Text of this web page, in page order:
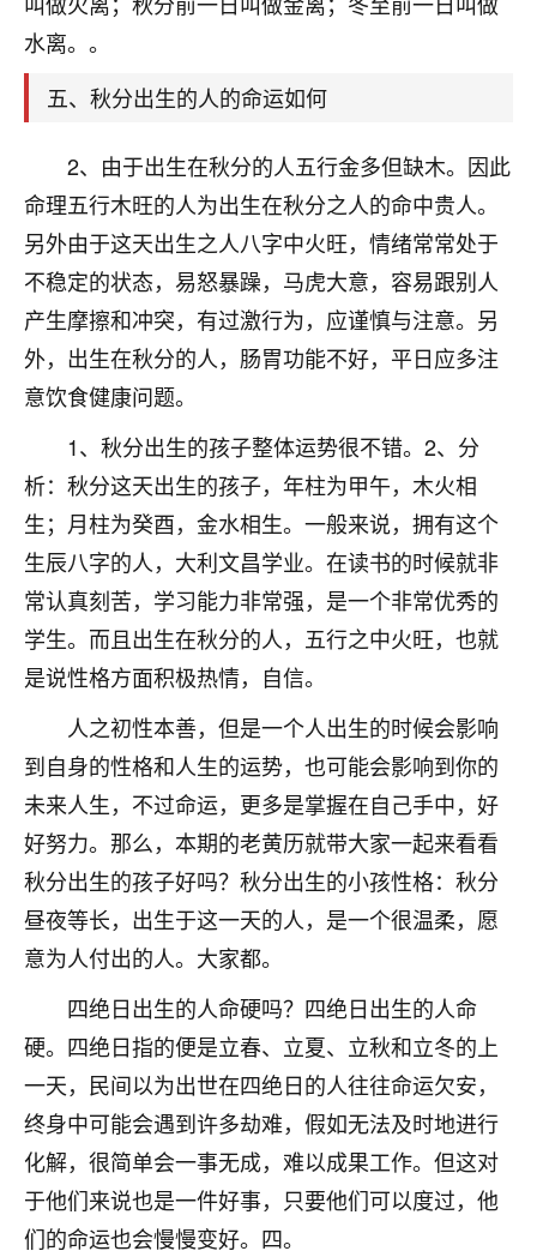
水离。。
五、秋分出生的人的命运如何
2、由于出生在秋分的人五行金多但缺木。因此
命理五行木旺的人为出生在秋分之人的命中贵人。
另外由于这天出生之人八字中火旺，情绪常常处于
不稳定的状态，易怒暴躁，马虎大意，容易跟别人
产生摩擦和冲突，有过激行为，应谨慎与注意。另
外，出生在秋分的人，肠胃功能不好，平日应多注
意饮食健康问题。
1、秋分出生的孩子整体运势很不错。2、分
析：秋分这天出生的孩子，年柱为甲午，木火相
生；月柱为癸酉，金水相生。一般来说，拥有这个
生辰八字的人，大利文昌学业。在读书的时候就非
常认真刻苦，学习能力非常强，是一个非常优秀的
学生。而且出生在秋分的人，五行之中火旺，也就
是说性格方面积极热情，自信。
人之初性本善，但是一个人出生的时候会影响
到自身的性格和人生的运势，也可能会影响到你的
未来人生，不过命运，更多是掌握在自己手中，好
好努力。那么，本期的老黄历就带大家一起来看看
秋分出生的孩子好吗？秋分出生的小孩性格：秋分
昼夜等长，出生于这一天的人，是一个很温柔，愿
意为人付出的人。大家都。
四绝日出生的人命硬吗？四绝日出生的人命
硬。四绝日指的便是立春、立夏、立秋和立冬的上
一天，民间以为出世在四绝日的人往往命运欠安，
终身中可能会遇到许多劫难，假如无法及时地进行
化解，很简单会一事无成，难以成果工作。但这对
于他们来说也是一件好事，只要他们可以度过，他
们的命运也会慢慢变好。四。
后，我以为都没戏了，结果开年一上班，开会提拔升
职第一个就是我，职务无所谓，主要是底薪加了
3000，非常开心，无论如何，感恩感谢！🙏🏻
鹿森：恭喜升职加薪！！，请客吗？�
12小时前 来自北京 32
心心相印
我身体不太好，总是病病殃殃的，去检查又没什么大
问题，反正就是不舒服。中医西医看遍了，找不到问
题，后来无意中看到有人推荐慧来老师，跟老师聊过
之后，心情豁然开朗，也听老师建议，处理了一些因
了，老师说境随心转，现在深有体会了。
鹿森 ：是的，其实跟老师聊过之后，最大的感
触，首先就是心态会变好，万般皆是命，半点
不由人！
1天前 来自四川 9
金白水清
鹿森：慧来老师微信：gjsy0624
1天前 来自江西 12
青春168
我也想要，我也想要！
2天前 来自山西 15
老师做不做超度法事？我想给我奶奶做超度，她今年
刚去世了。
七零老顽童：我母亲前年离世，刚开始我经常
做梦梦见她，后来也是朋友介绍，找到慧来老
师，安排了超度法事，做梦再也没有梦到过
了，一开始是半信半疑的，图个心安，给亡母
超度，现在看来，人不信也不行。